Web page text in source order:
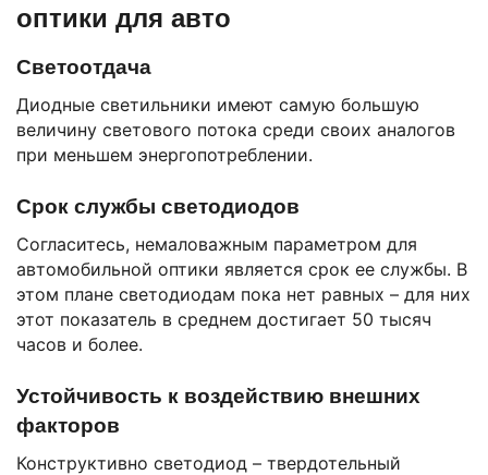
оптики для авто
Светоотдача
Диодные светильники имеют самую большую
величину светового потока среди своих аналогов
при меньшем энергопотреблении.
Срок службы светодиодов
Согласитесь, немаловажным параметром для
автомобильной оптики является срок ее службы. В
этом плане светодиодам пока нет равных – для них
этот показатель в среднем достигает 50 тысяч
часов и более.
Устойчивость к воздействию внешних
факторов
Конструктивно светодиод – твердотельный